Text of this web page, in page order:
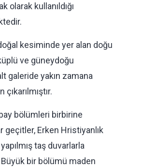
olarak kullanıldığı
kesiminde yer alan doğu
ve güneydoğu
galeride yakın zamana
bölümleri birbirine
geçitler, Erken Hristiyanlık
taş duvarlarla
bir bölümü maden